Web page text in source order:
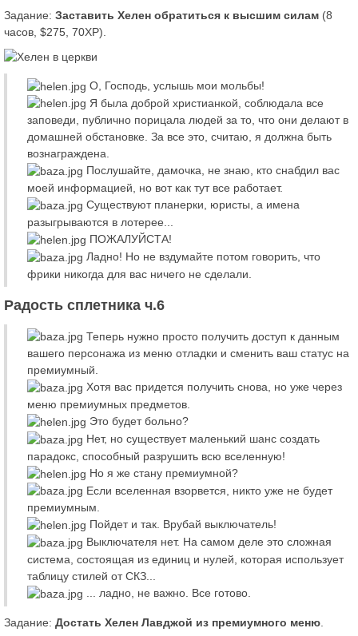
Задание: Заставить Хелен обратиться к высшим силам (8
часов, $275, 70XP).
О, Господь, услышь мои мольбы!
Я была доброй христианкой, соблюдала все
заповеди, публично порицала людей за то, что они делают в
домашней обстановке. За все это, считаю, я должна быть
вознаграждена.
Послушайте, дамочка, не знаю, кто снабдил вас
моей информацией, но вот как тут все работает.
Существуют планерки, юристы, а имена
разыгрываются в лотерее...
ПОЖАЛУЙСТА!
Ладно! Но не вздумайте потом говорить, что
фрики никогда для вас ничего не сделали.
Радость сплетника ч.6
Теперь нужно просто получить доступ к данным
вашего персонажа из меню отладки и сменить ваш статус на
премиумный.
Хотя вас придется получить снова, но уже через
меню премиумных предметов.
Это будет больно?
Нет, но существует маленький шанс создать
парадокс, способный разрушить всю вселенную!
Но я же стану премиумной?
Если вселенная взорвется, никто уже не будет
премиумным.
Пойдет и так. Врубай выключатель!
Выключателя нет. На самом деле это сложная
система, состоящая из единиц и нулей, которая использует
таблицу стилей от СКЗ...
... ладно, не важно. Все готово.
Задание: Достать Хелен Лавджой из премиумного меню